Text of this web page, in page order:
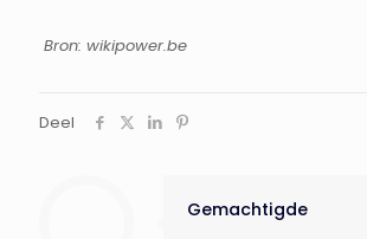
Bron: wikipower.be
Deel
Gemachtigde